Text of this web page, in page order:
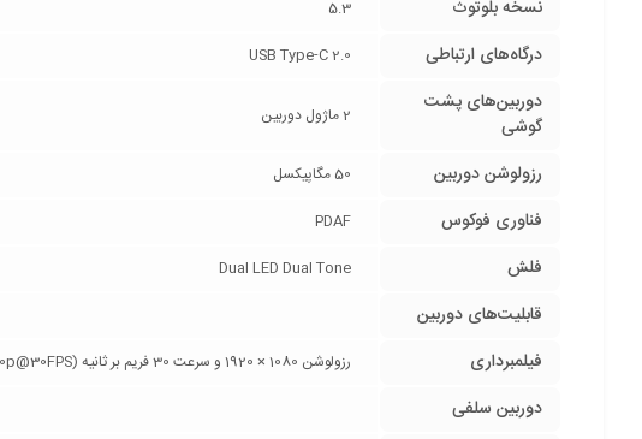
نسخه بلوتوث 5.3
درگاه‌های ارتباطی USB Type-C 2.0
دوربین‌های پشت
گوشی
2 ماژول دوربین
رزولوشن دوربین 50 مگاپیکسل
فناوری فوکوس PDAF
فلش Dual LED Dual Tone
قابلیت‌های دوربین
فیلمبرداری
رزولوشن 1080 × 1920 و سرعت 30 فریم بر ثانیه (1080p@30FPS)
دوربین سلفی